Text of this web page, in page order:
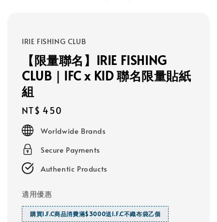
IRIE FISHING CLUB
【限量聯名】IRIE FISHING
CLUB｜IFC x KID 聯名限量貼紙
組
Regular
price
NT$ 450
Worldwide Brands
Secure Payments
Authentic Products
適用優惠
購買I.F.C商品消費滿$3000送I.F.C不織布袋乙個